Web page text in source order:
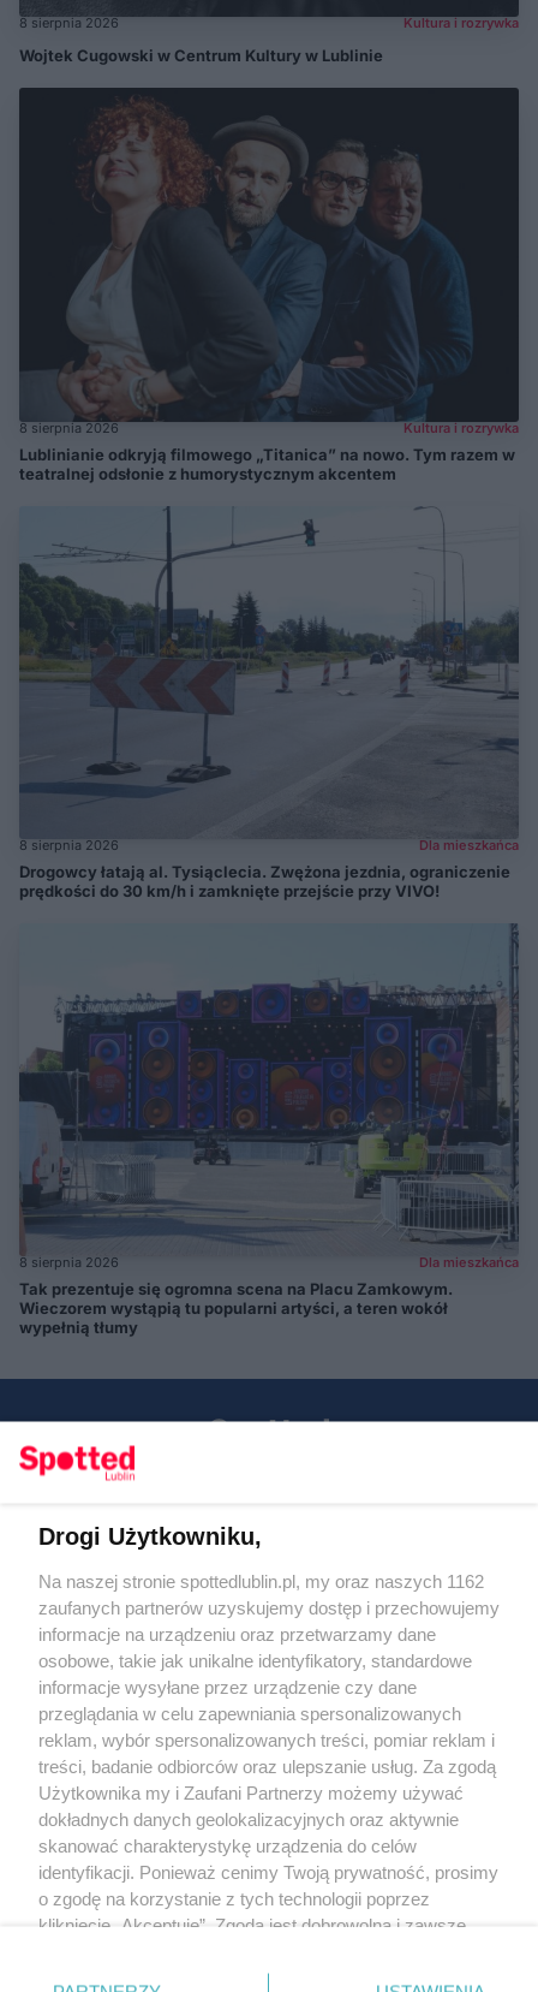
8 sierpnia 2026 Kultura i rozrywka
Wojtek Cugowski w Centrum Kultury w Lublinie
8 sierpnia 2026 Kultura i rozrywka
Lublinianie odkryją filmowego „Titanica” na nowo. Tym razem w
teatralnej odsłonie z humorystycznym akcentem
8 sierpnia 2026 Dla mieszkańca
Drogowcy łatają al. Tysiąclecia. Zwężona jezdnia, ograniczenie
prędkości do 30 km/h i zamknięte przejście przy VIVO!
8 sierpnia 2026 Dla mieszkańca
Tak prezentuje się ogromna scena na Placu Zamkowym.
Wieczorem wystąpią tu popularni artyści, a teren wokół
wypełnią tłumy
KATEGORIE
OGŁOSZENIA
WYDARZENIA
NA SKRÓTY
Regulamin
Polityka prywatności
RODO
Warunki korzystania z treści
Drogi Użytkowniku,
Na naszej stronie spottedlublin.pl, my oraz naszych 1162
zaufanych partnerów uzyskujemy dostęp i przechowujemy
informacje na urządzeniu oraz przetwarzamy dane
osobowe, takie jak unikalne identyfikatory, standardowe
informacje wysyłane przez urządzenie czy dane
przeglądania w celu zapewniania spersonalizowanych
reklam, wybór spersonalizowanych treści, pomiar reklam i
treści, badanie odbiorców oraz ulepszanie usług. Za zgodą
Użytkownika my i Zaufani Partnerzy możemy używać
dokładnych danych geolokalizacyjnych oraz aktywnie
skanować charakterystykę urządzenia do celów
identyfikacji. Ponieważ cenimy Twoją prywatność, prosimy
o zgodę na korzystanie z tych technologii poprzez
kliknięcie „Akceptuję”. Zgoda jest dobrowolna i zawsze
prywatności znajdujący się w lewym dolnym rogu strony